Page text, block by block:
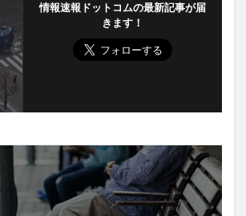
情報速報ドットコムの最新記事が届
きます！